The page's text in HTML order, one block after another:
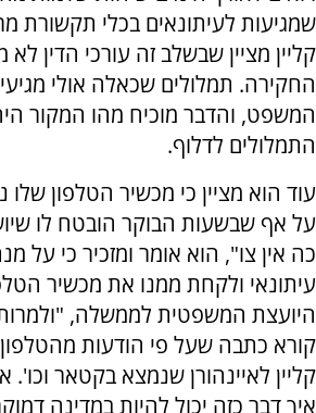
שמגיעות לעיתונאים בכלי תקשורת
קליין מציין שבשלב זה עורכי הדין
החקירה. תמלולים שכאלה אולי
המשפט, והדבר מוכיח מהו המקור
התמלולים לדלוף.
עוד הוא מציין כי מכשיר הטלפון
על אף שבשעות הבוקר הובטח לו
כה אין צו", הוא אומר ומזכיר כי על
עיתונאי ולקחת ממנו את מכשיר
היועצת המשפטית לממשלה, "ולמרות
קורא כתבה שעל פי הודעות מהטלפון
קליין לאיינהורן שנמצא בקטאר וכו'.
איך דבר כזה יכול להיות במדינה